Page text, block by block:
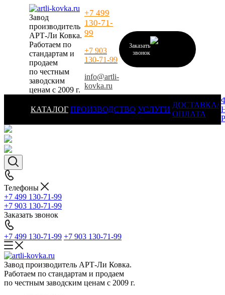
Завод
производитель
АРТ-Ли Ковка.
Работаем по
стандартам и
продаем
по честным
заводским
ценам с 2009 г.
+7 499
130-71-
99
+7 903
130-71-99
info@artli-
kovka.ru
Заказать
звонок
КАТАЛОГ ПРОИЗВОДСТВО УСЛУГИ
ДОСТАВКА/
ОПЛАТА
Телефоны
+7 499 130-71-99
+7 903 130-71-99
Заказать звонок
+7 499 130-71-99 +7 903 130-71-99
Завод производитель АРТ-Ли Ковка.
Работаем по стандартам и продаем
по честным заводским ценам с 2009 г.